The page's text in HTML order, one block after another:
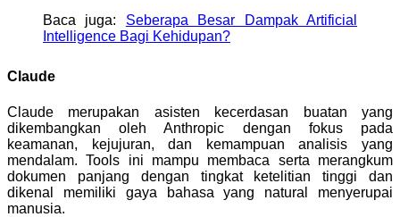
Baca juga: Seberapa Besar Dampak Artificial
Intelligence Bagi Kehidupan?
Claude
Claude merupakan asisten kecerdasan buatan yang
dikembangkan oleh Anthropic dengan fokus pada
keamanan, kejujuran, dan kemampuan analisis yang
mendalam. Tools ini mampu membaca serta merangkum
dokumen panjang dengan tingkat ketelitian tinggi dan
dikenal memiliki gaya bahasa yang natural menyerupai
manusia.